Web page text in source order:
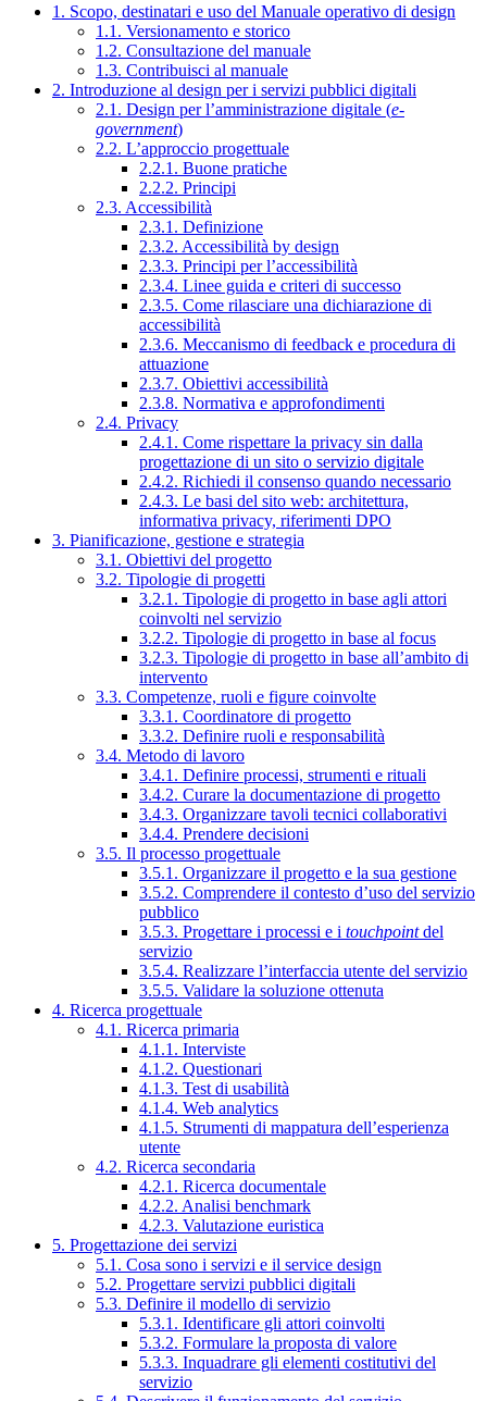
1. Scopo, destinatari e uso del Manuale operativo di design
1.1. Versionamento e storico
1.2. Consultazione del manuale
1.3. Contribuisci al manuale
2. Introduzione al design per i servizi pubblici digitali
2.1. Design per l’amministrazione digitale (e-
government)
2.2. L’approccio progettuale
2.2.1. Buone pratiche
2.2.2. Principi
2.3. Accessibilità
2.3.1. Definizione
2.3.2. Accessibilità by design
2.3.3. Principi per l’accessibilità
2.3.4. Linee guida e criteri di successo
2.3.5. Come rilasciare una dichiarazione di
accessibilità
2.3.6. Meccanismo di feedback e procedura di
attuazione
2.3.7. Obiettivi accessibilità
2.3.8. Normativa e approfondimenti
2.4. Privacy
2.4.1. Come rispettare la privacy sin dalla
progettazione di un sito o servizio digitale
2.4.2. Richiedi il consenso quando necessario
2.4.3. Le basi del sito web: architettura,
informativa privacy, riferimenti DPO
3. Pianificazione, gestione e strategia
3.1. Obiettivi del progetto
3.2. Tipologie di progetti
3.2.1. Tipologie di progetto in base agli attori
coinvolti nel servizio
3.2.2. Tipologie di progetto in base al focus
3.2.3. Tipologie di progetto in base all’ambito di
intervento
3.3. Competenze, ruoli e figure coinvolte
3.3.1. Coordinatore di progetto
3.3.2. Definire ruoli e responsabilità
3.4. Metodo di lavoro
3.4.1. Definire processi, strumenti e rituali
3.4.2. Curare la documentazione di progetto
3.4.3. Organizzare tavoli tecnici collaborativi
3.4.4. Prendere decisioni
3.5. Il processo progettuale
3.5.1. Organizzare il progetto e la sua gestione
3.5.2. Comprendere il contesto d’uso del servizio
pubblico
3.5.3. Progettare i processi e i touchpointdel
servizio
3.5.4. Realizzare l’interfaccia utente del servizio
3.5.5. Validare la soluzione ottenuta
4. Ricerca progettuale
4.1. Ricerca primaria
4.1.1. Interviste
4.1.2. Questionari
4.1.3. Test di usabilità
4.1.4. Web analytics
4.1.5. Strumenti di mappatura dell’esperienza
utente
4.2. Ricerca secondaria
4.2.1. Ricerca documentale
4.2.2. Analisi benchmark
4.2.3. Valutazione euristica
5. Progettazione dei servizi
5.1. Cosa sono i servizi e il service design
5.2. Progettare servizi pubblici digitali
5.3. Definire il modello di servizio
5.3.1. Identificare gli attori coinvolti
5.3.2. Formulare la proposta di valore
5.3.3. Inquadrare gli elementi costitutivi del
servizio